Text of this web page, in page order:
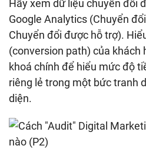
Hãy xem dữ liệu chuyển đổi
Google Analytics (Chuyển
Chuyển đổi được hỗ trợ).
(conversion path) của khách
khoá chính để hiểu mức độ
riêng lẻ trong một bức tranh
diện.